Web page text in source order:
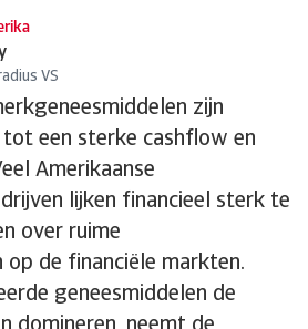
VS
zijn
een sterke cashflow en
Amerikaanse
lijken financieel sterk te
over ruime
de financiële markten.
geneesmiddelen de